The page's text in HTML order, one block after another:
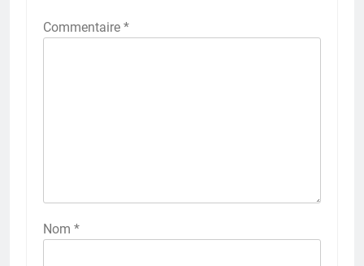
Commentaire *
Nom *